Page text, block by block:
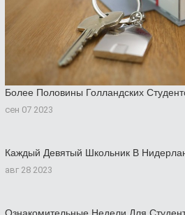
Более Половины Голландских
сен 07 2023
Каждый Девятый Школьник В
авг 28 2023
Ознакомительные Недели Для